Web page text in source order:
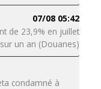
07/08 05:42
de 23,9% en juillet
sur un an (Douanes)
condamné à